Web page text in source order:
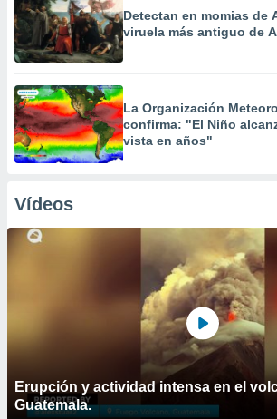
Detectan en momias de
viruela más antiguo de
La Organización
confirma: "El Niño
vista en años"
Vídeos
Erupción y actividad intensa en el
Guatemala.